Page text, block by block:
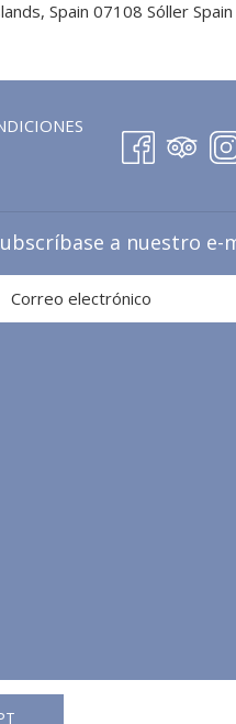
Spain 07108 Sóller Spain
a nuestro e-